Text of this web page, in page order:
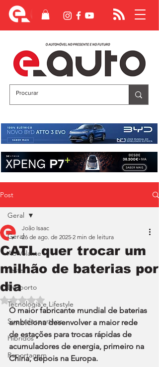
Post
Geral
Ao Volante
Teste
Desporto
Tecnologia e Lifestyle
Superdesportivos
Híbridos
Reportagem
Geral
CATL quer trocar um
milhão de baterias por
dia
João Isaac
26 de ago. de 2025 2 min de leitura
Avaliado com NaN de 5 estrelas.
O maior fabricante mundial de baterias
ambiciona desenvolver a maior rede
de estações para trocas rápidas de
acumuladores de energia, primeiro na
China, depois na Europa.